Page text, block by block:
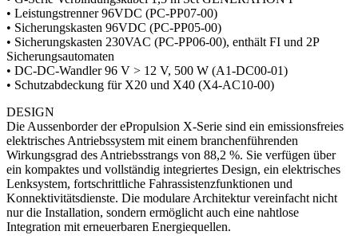
• Leistungstrenner 96VDC (PC-PP07-00)
• Sicherungskasten 96VDC (PC-PP05-00)
• Sicherungskasten 230VAC (PC-PP06-00), enthält FI und 2P
Sicherungsautomaten
• DC-DC-Wandler 96 V > 12 V, 500 W (A1-DC00-01)
• Schutzabdeckung für X20 und X40 (X4-AC10-00)
DESIGN
Die Aussenborder der ePropulsion X-Serie sind ein emissionsfreies
elektrisches Antriebssystem mit einem branchenführenden
Wirkungsgrad des Antriebsstrangs von 88,2 %. Sie verfügen über
ein kompaktes und vollständig integriertes Design, ein elektrisches
Lenksystem, fortschrittliche Fahrassistenzfunktionen und
Konnektivitätsdienste. Die modulare Architektur vereinfacht nicht
nur die Installation, sondern ermöglicht auch eine nahtlose
Integration mit erneuerbaren Energiequellen.